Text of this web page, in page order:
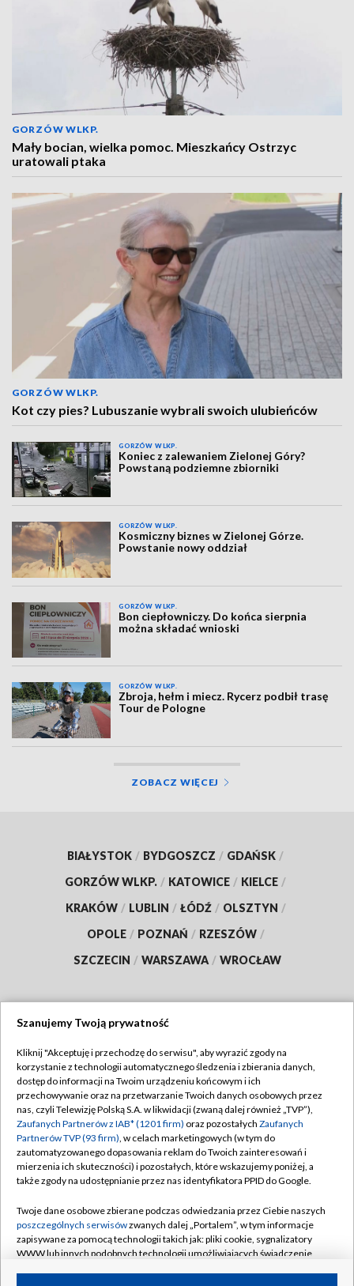
GORZÓW WLKP.
Mały bocian, wielka pomoc. Mieszkańcy Ostrzyc
uratowali ptaka
GORZÓW WLKP.
Kot czy pies? Lubuszanie wybrali swoich ulubieńców
GORZÓW WLKP.
Koniec z zalewaniem Zielonej Góry?
Powstaną podziemne zbiorniki
GORZÓW WLKP.
Kosmiczny biznes w Zielonej Górze.
Powstanie nowy oddział
GORZÓW WLKP.
Bon ciepłowniczy. Do końca sierpnia
można składać wnioski
GORZÓW WLKP.
Zbroja, hełm i miecz. Rycerz podbił trasę
Tour de Pologne
ZOBACZ WIĘCEJ
BIAŁYSTOK / BYDGOSZCZ / GDAŃSK /
GORZÓW WLKP. / KATOWICE / KIELCE /
KRAKÓW / LUBLIN / ŁÓDŹ / OLSZTYN /
OPOLE / POZNAŃ / RZESZÓW /
SZCZECIN / WARSZAWA / WROCŁAW
TVP
Abonament TVP
Emisja w TVP
Centrum informacji TVP
Naziemna Telewizja Cyfrowa
Rada Programowa
System NOS
Informacje o nadawcy
Regulamin TVP
Polityka prywatności
Moje zgody
Pomoc
Kontakt
Kanały
Szanujemy Twoją prywatność
Kliknij "Akceptuję i przechodzę do serwisu", aby wyrazić zgody na
korzystanie z technologii automatycznego śledzenia i zbierania danych,
dostęp do informacji na Twoim urządzeniu końcowym i ich
przechowywanie oraz na przetwarzanie Twoich danych osobowych przez
nas, czyli Telewizję Polską S.A. w likwidacji (zwaną dalej również „TVP”),
Zaufanych Partnerów z IAB* (1201 firm) oraz pozostałych Zaufanych
Partnerów TVP (93 firm), w celach marketingowych (w tym do
zautomatyzowanego dopasowania reklam do Twoich zainteresowań i
mierzenia ich skuteczności) i pozostałych, które wskazujemy poniżej, a
także zgody na udostępnianie przez nas identyfikatora PPID do Google.
Twoje dane osobowe zbierane podczas odwiedzania przez Ciebie naszych
poszczególnych serwisówzwanych dalej „Portalem”, w tym informacje
zapisywane za pomocą technologii takich jak: pliki cookie, sygnalizatory
WWW lub innych podobnych technologii umożliwiających świadczenie